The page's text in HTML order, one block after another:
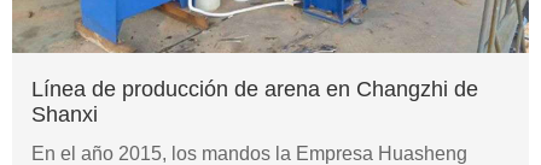
Línea de producción de arena en Changzhi de
Shanxi
En el año 2015, los mandos la Empresa Huasheng